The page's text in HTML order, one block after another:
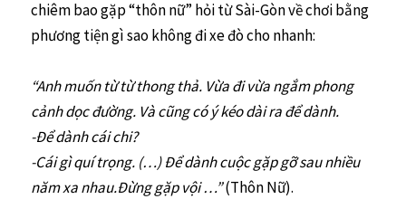
chiêm bao gặp “thôn nữ” hỏi từ Sài-Gòn về chơi bằng
phương tiện gì sao không đi xe đò cho nhanh:
“Anh muốn từ từ thong thả. Vừa đi vừa ngắm phong
cảnh dọc đường. Và cũng có ý kéo dài ra để dành.
-Để dành cái chi?
-Cái gì quí trọng. (…) Để dành cuộc gặp gỡ sau nhiều
năm xa nhau.Đừng gặp vội …”(Thôn Nữ).